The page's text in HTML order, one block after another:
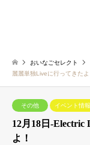
おいなごセレクト
麗麗単独Liveに行ってきたよ
その他 イベント情
12月18日-
よ！